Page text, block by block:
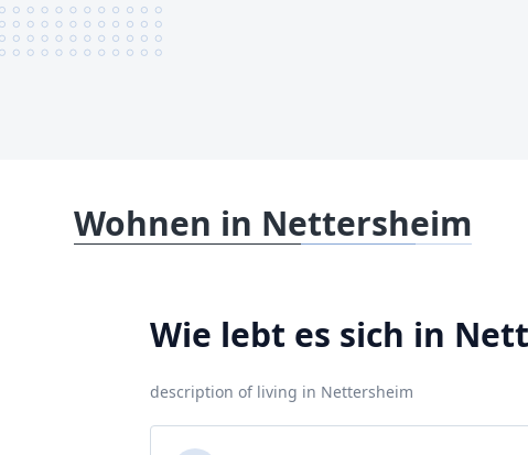
Wohnen in Nettersheim
Wie lebt es sich in
description of living in Nettersheim